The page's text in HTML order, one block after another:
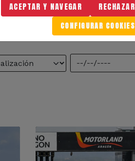
ACEPTAR Y NAVEGAR RECHAZAR
CONFIGURAR COOKIES